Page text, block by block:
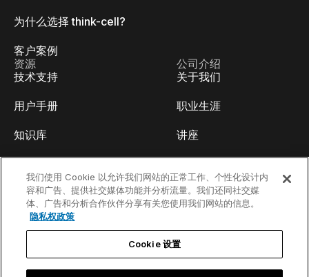
为什么选择 think-cell?
客户案例
资源
技术支持
用户手册
知识库
视频教程
内容中心
公司介绍
关于我们
职业生涯
讲座
开发人员博客
我们使用 Cookie 以允许我们网站的正常工作、个性化设计内
容和广告、提供社交媒体功能并分析流量。我们还同社交媒
体、广告和分析合作伙伴分享有关您使用我们网站的信息。
隐私权政策
Cookie 设置